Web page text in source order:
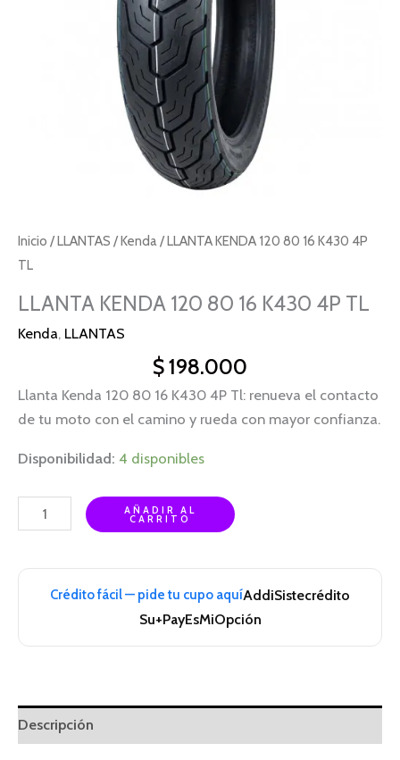
Inicio /LLANTAS /Kenda/ LLANTA KENDA 120 80 16 K430 4P
TL
LLANTA KENDA 120 80 16 K430 4P TL
Kenda, LLANTAS
$198.000
Llanta Kenda 120 80 16 K430 4P Tl: renueva el contacto
de tu moto con el camino y rueda con mayor confianza.
Disponibilidad: 4 disponibles
AÑADIR AL
CARRITO
Crédito fácil — pide tu cupo aquíAddiSistecrédito
Su+PayEsMiOpción
Descripción